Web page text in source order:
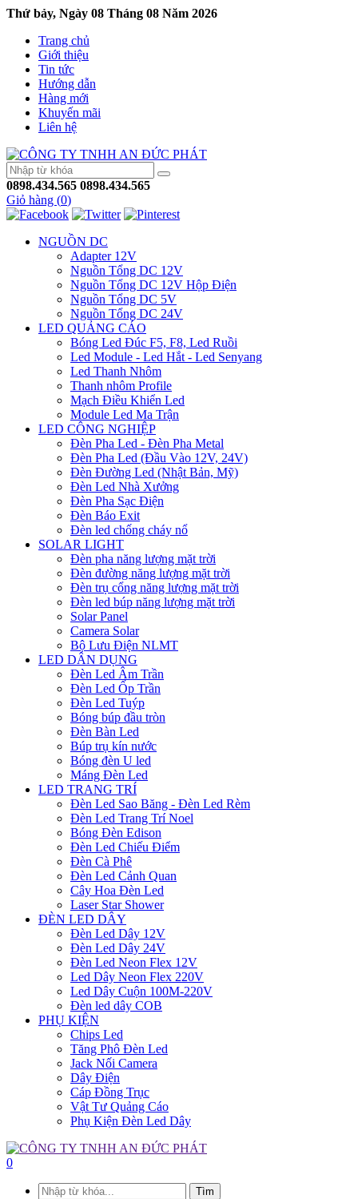
Thứ bảy, Ngày 08 Tháng 08 Năm 2026
Trang chủ
Giới thiệu
Tin tức
Hướng dẫn
Hàng mới
Khuyến mãi
Liên hệ
0898.434.565 0898.434.565
Giỏ hàng (0)
NGUỒN DC
Adapter 12V
Nguồn Tổng DC 12V
Nguồn Tổng DC 12V Hộp Điện
Nguồn Tổng DC 5V
Nguồn Tổng DC 24V
LED QUẢNG CÁO
Bóng Led Đúc F5, F8, Led Ruồi
Led Module - Led Hắt - Led Senyang
Led Thanh Nhôm
Thanh nhôm Profile
Mạch Điều Khiển Led
Module Led Ma Trận
LED CÔNG NGHIỆP
Đèn Pha Led - Đèn Pha Metal
Đèn Pha Led (Đầu Vào 12V, 24V)
Đèn Đường Led (Nhật Bản, Mỹ)
Đèn Led Nhà Xưởng
Đèn Pha Sạc Điện
Đèn Báo Exit
Đèn led chống cháy nổ
SOLAR LIGHT
Đèn pha năng lượng mặt trời
Đèn đường năng lượng mặt trời
Đèn trụ cổng năng lượng mặt trời
Đèn led búp năng lượng mặt trời
Solar Panel
Camera Solar
Bộ Lưu Điện NLMT
LED DÂN DỤNG
Đèn Led Âm Trần
Đèn Led Ốp Trần
Đèn Led Tuýp
Bóng búp đầu tròn
Đèn Bàn Led
Búp trụ kín nước
Bóng đèn U led
Máng Đèn Led
LED TRANG TRÍ
Đèn Led Sao Băng - Đèn Led Rèm
Đèn Led Trang Trí Noel
Bóng Đèn Edison
Đèn Led Chiếu Điểm
Đèn Cà Phê
Đèn Led Cảnh Quan
Cây Hoa Đèn Led
Laser Star Shower
ĐÈN LED DÂY
Đèn Led Dây 12V
Đèn Led Dây 24V
Đèn Led Neon Flex 12V
Led Dây Neon Flex 220V
Led Dây Cuộn 100M-220V
Đèn led dây COB
PHỤ KIỆN
Chips Led
Tăng Phô Đèn Led
Jack Nối Camera
Dây Điện
Cáp Đồng Trục
Vật Tư Quảng Cáo
Phụ Kiện Đèn Led Dây
0
Tìm